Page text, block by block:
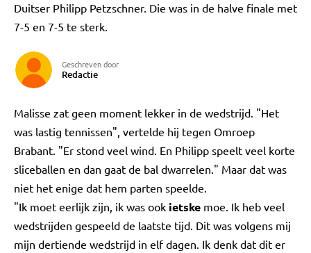
Duitser Philipp Petzschner. Die was in de halve finale met
7-5 en 7-5 te sterk.
Geschreven door
Redactie
Malisse zat geen moment lekker in de wedstrijd. "Het
was lastig tennissen", vertelde hij tegen Omroep
Brabant. "Er stond veel wind. En Philipp speelt veel korte
sliceballen en dan gaat de bal dwarrelen." Maar dat was
niet het enige dat hem parten speelde.
"Ik moet eerlijk zijn, ik was ook ietske moe. Ik heb veel
wedstrijden gespeeld de laatste tijd. Dit was volgens mij
mijn dertiende wedstrijd in elf dagen. Ik denk dat dit er